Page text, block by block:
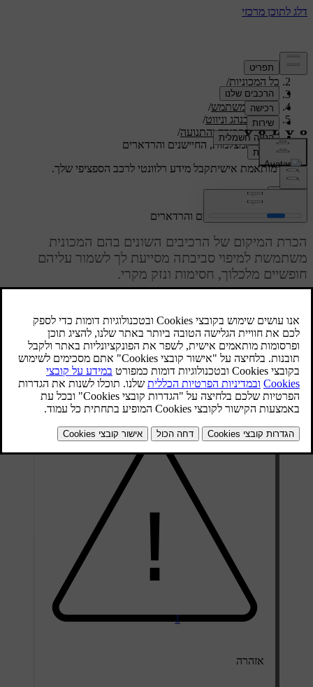
תמיכה/
כל המכוניות/
ES90 2027
/
מדריך למשתמש/
תמיכה בנהג וניווט/
זיהוי הסביבה והתנועה/
מיקום המצלמות, החיישנים והרדארים
תמיכה מותאמת אישיתקבל מידע רלוונטי לרכב הספציפי שלך.
מיקום המצלמות, החיישנים והרדארים
הכרת המיקום של הרכיבים השונים בהם המכונית
משתמשת למיפוי סביבתה מסייעת לך לשמור עליהם
חופשיים מלכלוך, חסימות ונזק מקרי.
הסורקים את סביבת המכונית וממפים אותה, כגון מצלמות, חיישנים
ורדארים. חלק זה אינו מציג את כל הרכיבים והמיקומים המדויקים שלהם,
אבל הוא מספק רעיון כללי על המיקום בו הם נמצאים. חשוב במיוחד
להקפיד על הניקיון של האזורים המפורטים בחלק זה. נזק לאזורים אלה
עשוי גם להשפיע לרעה על תפקודים המתבססים על הרכיבים הממוקמים
שם.
אזהרה
1